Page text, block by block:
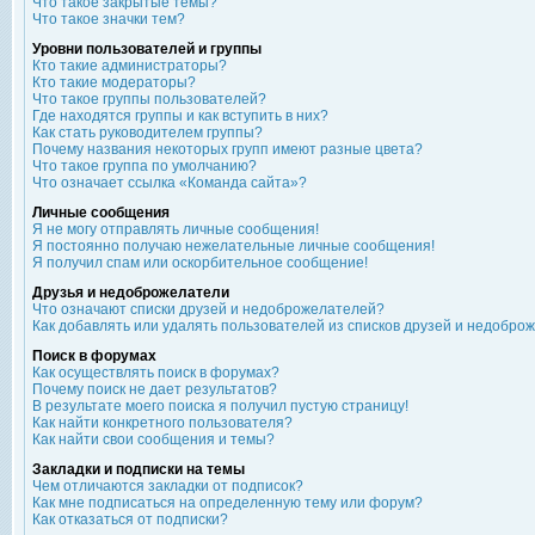
Что такое значки тем?
Уровни пользователей и группы
Кто такие администраторы?
Кто такие модераторы?
Что такое группы пользователей?
Где находятся группы и как вступить в них?
Как стать руководителем группы?
Почему названия некоторых групп имеют разные цвета?
Что такое группа по умолчанию?
Что означает ссылка «Команда сайта»?
Личные сообщения
Я не могу отправлять личные сообщения!
Я постоянно получаю нежелательные личные сообщения!
Я получил спам или оскорбительное сообщение!
Друзья и недоброжелатели
Что означают списки друзей и недоброжелателей?
Как добавлять или удалять пользователей из списков друзей и
Поиск в форумах
Как осуществлять поиск в форумах?
Почему поиск не дает результатов?
В результате моего поиска я получил пустую страницу!
Как найти конкретного пользователя?
Как найти свои сообщения и темы?
Закладки и подписки на темы
Чем отличаются закладки от подписок?
Как мне подписаться на определенную тему или форум?
Как отказаться от подписки?